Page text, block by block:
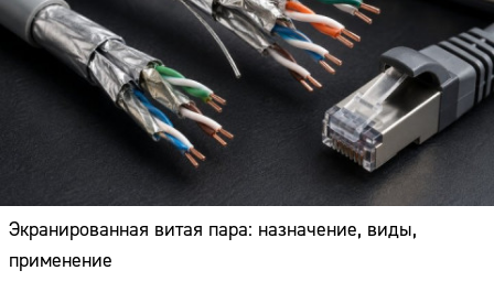
Экранированная витая пара: назначение, виды,
применение